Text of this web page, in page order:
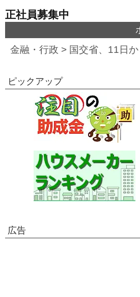
正社員募集中
金融・行政 > 国交省、11日
ピックアップ
広告